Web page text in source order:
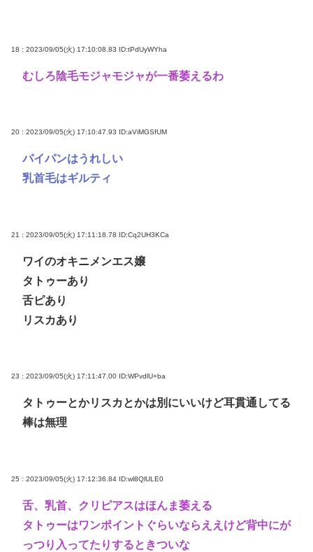
18 : 2023/09/05(火) 17:10:08.83 ID:tPdUyWYha
むしろ陰毛モジャモジャが一番萎えるわ
20 : 2023/09/05(火) 17:10:47.93 ID:aViMGSfUM
パイパンはうれしい
乳首毛はギルティ
21 : 2023/09/05(火) 17:11:18.78 ID:Cq2UH3KCa
ワイのオキニメンエス嬢
タトゥーあり
舌ピあり
リスカあり
23 : 2023/09/05(火) 17:11:47.00 ID:WPvdlU+ba
タトゥーとかリスカとかは別にいいけど耳貫通してる
棒は無理
25 : 2023/09/05(火) 17:12:36.84 ID:wl8QlULE0
舌、乳首、クリピアスはほんま萎える
タトゥーはワンポイントぐらいならええけど背中にが
っつり入ってたりするときついな